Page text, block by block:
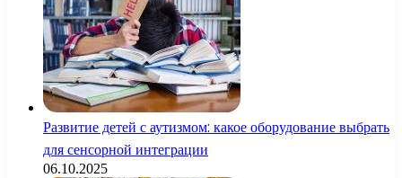
Развитие детей с аутизмом: какое оборудование выбрать
для сенсорной интеграции
06.10.2025